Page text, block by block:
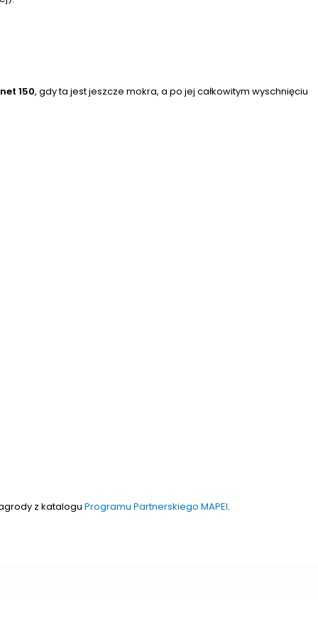
150, gdy ta jest jeszcze mokra, a po jej całkowitym wyschnięciu
z kataloguProgramu Partnerskiego MAPEI.